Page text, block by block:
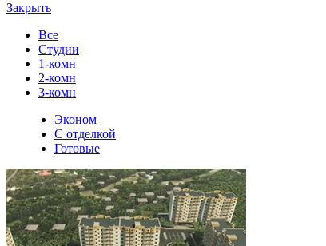
Закрыть
Все
Студии
1-комн
2-комн
3-комн
Эконом
С отделкой
Готовые